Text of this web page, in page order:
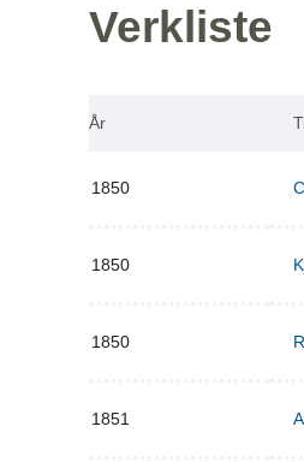
Verkliste
År
1850
1850
1850
1851